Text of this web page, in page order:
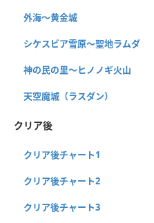
外海〜黄金城
シケスビア雪原〜聖地ラムダ
神の民の里〜ヒノノギ火山
天空魔城（ラスダン）
クリア後
クリア後チャート1
クリア後チャート2
クリア後チャート3